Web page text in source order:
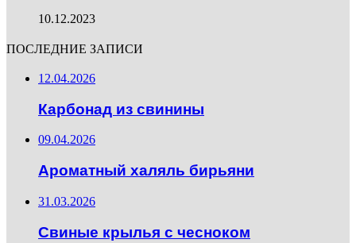
10.12.2023
ПОСЛЕДНИЕ ЗАПИСИ
12.04.2026
Карбонад из свинины
09.04.2026
Ароматный халяль бирьяни
31.03.2026
Свиные крылья с чесноком